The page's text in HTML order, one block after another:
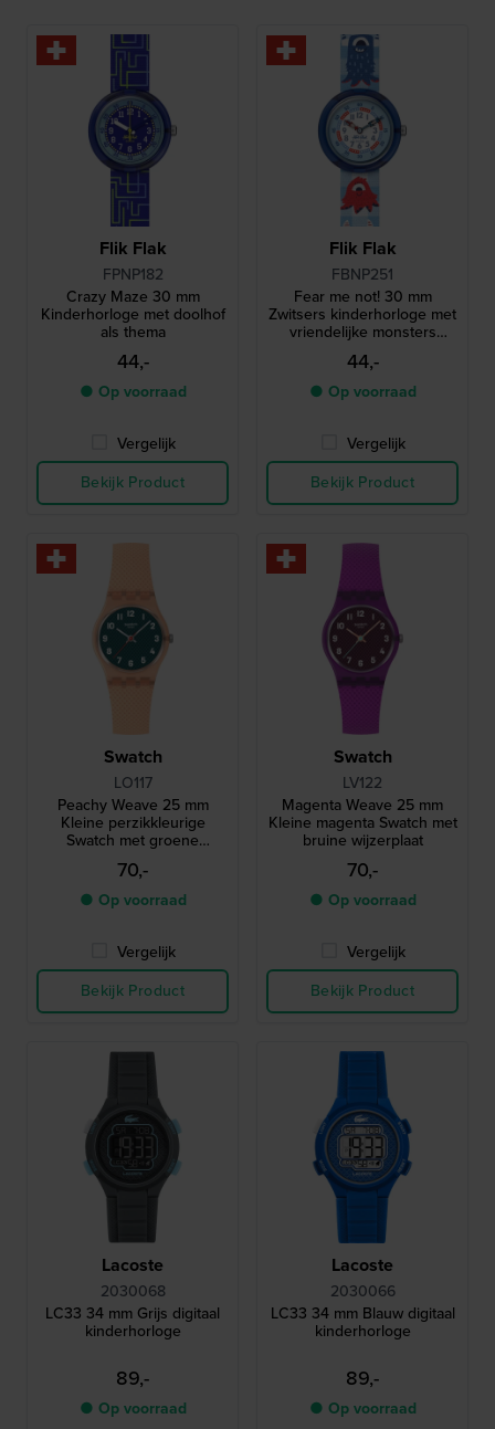
Flik Flak
FPNP182
Crazy Maze 30 mm
Kinderhorloge met doolhof
als thema
44,-
● Op voorraad
Vergelijk
Bekijk Product
Flik Flak
FBNP251
Fear me not! 30 mm
Zwitsers kinderhorloge met
vriendelijke monsters
thema
44,-
● Op voorraad
Vergelijk
Bekijk Product
Swatch
LO117
Peachy Weave 25 mm
Kleine perzikkleurige
Swatch met groene
wijzerplaat
70,-
● Op voorraad
Vergelijk
Bekijk Product
Swatch
LV122
Magenta Weave 25 mm
Kleine magenta Swatch met
bruine wijzerplaat
70,-
● Op voorraad
Vergelijk
Bekijk Product
Lacoste
2030068
LC33 34 mm Grijs digitaal
kinderhorloge
89,-
● Op voorraad
Lacoste
2030066
LC33 34 mm Blauw digitaal
kinderhorloge
89,-
● Op voorraad